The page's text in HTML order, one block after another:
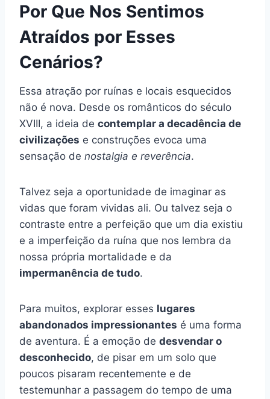
Por Que Nos Sentimos
Atraídos por Esses
Cenários?
Essa atração por ruínas e locais esquecidos
não é nova. Desde os românticos do século
XVIII, a ideia de contemplar a decadência de
civilizações e construções evoca uma
sensação de nostalgia e reverência.
Talvez seja a oportunidade de imaginar as
vidas que foram vividas ali. Ou talvez seja o
contraste entre a perfeição que um dia existiu
e a imperfeição da ruína que nos lembra da
nossa própria mortalidade e da
impermanência de tudo.
Para muitos, explorar esses lugares
abandonados impressionantes é uma forma
de aventura. É a emoção de desvendar o
desconhecido, de pisar em um solo que
poucos pisaram recentemente e de
testemunhar a passagem do tempo de uma